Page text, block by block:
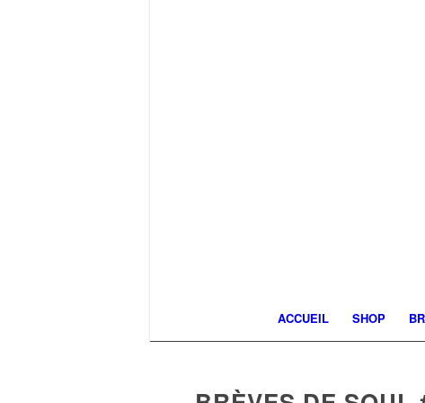
ACCUEIL SHOP